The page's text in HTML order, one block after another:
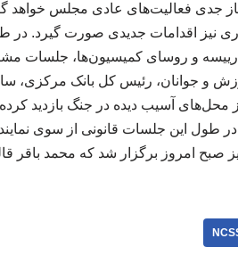
آغاز جدی فعالیت‌های عادی مجلس
نیز اقدامات جدیدی صورت گیرد.
و روسای کمیسیون‌ها، جلسات
و جوانان، رئیس کل بانک مرکزی،
محل‌های آسیب دیده در جنگ بازدید
طول این جلسات قانونی از سوی
صبح امروز برگزار شد که محمد باقر